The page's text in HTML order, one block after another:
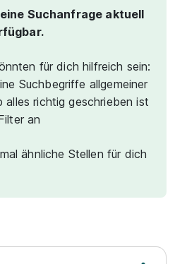
Suchanfrage aktuell
für dich hilfreich sein:
Suchbegriffe allgemeiner
alles richtig geschrieben ist
an
ähnliche Stellen für dich